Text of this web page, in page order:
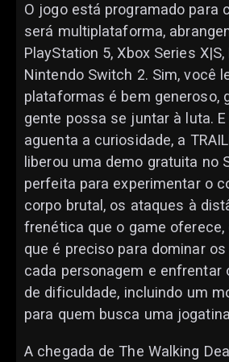
O jogo está programado para
será multiplataforma,
PlayStation 5, Xbox Series
Nintendo Switch 2. Sim, você
plataformas é bem generoso,
gente possa se juntar à luta.
aguenta a curiosidade, a
liberou uma demo gratuita no
perfeita para experimentar o
corpo brutal, os ataques à
frenética que o game
que é preciso para dominar
cada personagem e enfrentar
de dificuldade, incluindo um
para quem busca uma
A chegada de The Walking